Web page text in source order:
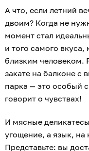
А что, если летний
двоим? Когда не
момент стал
и того самого вкуса,
близким человеком.
закате на балконе с
парка — это особый
говорит о чувствах!
И мясные
угощение, а язык, на
Представьте: вы